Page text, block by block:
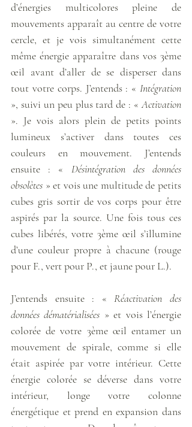
d’énergies multicolores pleine de
mouvements apparaît au centre de votre
cercle, et je vois simultanément cette
même énergie apparaître dans vos 3ème
œil avant d’aller de se disperser dans
tout votre corps. J’entends : « Intégration
», suivi un peu plus tard de : « Activation
». Je vois alors plein de petits points
lumineux s’activer dans toutes ces
couleurs en mouvement. J’entends
ensuite : « Désintégration des données
obsolètes » et vois une multitude de petits
cubes gris sortir de vos corps pour être
aspirés par la source. Une fois tous ces
cubes libérés, votre 3ème œil s’illumine
d’une couleur propre à chacune (rouge
pour F., vert pour P., et jaune pour L.).
J’entends ensuite : « Réactivation des
données dématérialisées » et vois l’énergie
colorée de votre 3ème œil entamer un
mouvement de spirale, comme si elle
était aspirée par votre intérieur. Cette
énergie colorée se déverse dans votre
intérieur, longe votre colonne
énergétique et prend en expansion dans